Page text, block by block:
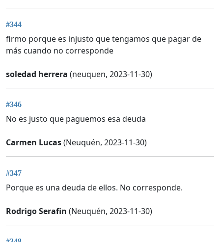
#344
firmo porque es injusto que tengamos que pagar de
más cuando no corresponde
soledad herrera (neuquen, 2023-11-30)
#346
No es justo que paguemos esa deuda
Carmen Lucas(Neuquén, 2023-11-30)
#347
Porque es una deuda de ellos. No corresponde.
Rodrigo Serafin (Neuquén, 2023-11-30)